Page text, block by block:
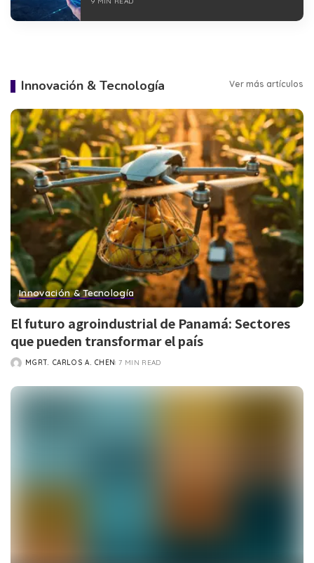
Innovación & Tecnología Ver más artículos
Innovación & Tecnología
El futuro agroindustrial de Panamá: Sectores
que pueden transformar el país
MGRT. CARLOS A. CHEN 7 MIN READ